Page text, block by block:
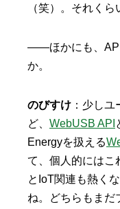
（笑）。それくら
——ほかにも、API
か。
のびすけ ：少し
ど、 WebUSB API
Energyを扱える
て、個人的にはこ
とIoT関連も熱く
ね。どちらもまだ